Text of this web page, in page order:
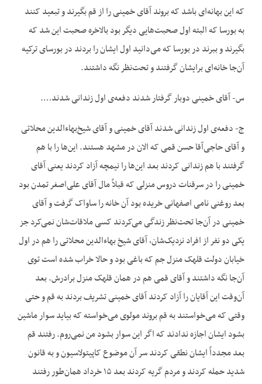
که این بهانه‌ای باشد که بروند آقای خمینی را از قم بگیرند و تبعید کنند
به بورسا که البته اول صحبت‌هایی دیگر بود بالاخره صحبت این شد که
بگیرند و ببرند در بورسا که می‌دانید اول ایشان را بردند در بورسای ترکیه
آن‌جا خانه‌ای برایشان گرفتند و تحت‌نظر نگه داشتند.
س- آقای خمینی دوبار گرفتار شدند دفعه‌ی اول زندانی شدند….
ج- دفعه‌ی اول زندانی شدند آقای خمینی و آقای شیخ‌بهاءالدین محلاتی
و آقای حاجی‌آقا حسن قمی که الان در مشهد هستند. این‌ها را با هم
گرفتند با هم زندانی کردند بعد این‌ها را نیمچه آزاد کردند یعنی آقای
خمینی را در سرقنات دروس منزلی که قبلاً مال آقای علی‌اصغر تمدن بود
بعد روغنی نامی اصفهانی خریده بود آن خانه را ساواک گرفت و آقای
خمینی در آن‌جا تحت‌نظر زندگی می‌کردند کسی ملاقات‌شان نمی‌کرد جز
یکی دو نفر از افراد نزدیک‌شان، آقای شیخ‌ بهاءالدین محلاتی را هم در اول
خیابان دولت قلهک منزل جم که باغی بود و حالا خراب شده است توی
آن‌جا نگه داشتند و آقای قمی هم در همان قلهک منزل برادرش. بعد
آن‌وقت این آقایان را آزاد کردند آقای خمینی تشریف بردند به قم و حتی
وقتی که می‌خواستند به قم بروند مولوی می‌خواسته که بیاید سوار ماشین
بشود ایشان اجازه ندادند که اگر این سوار بشود من نمی‌روم. رفتند قم
بعد مجدداً ایشان نطقی کردند سر آن موضوع کاپیتولاسیون و به قانون
شدید حمله کردند و مردم گریه کردند بعد ۱۵ خرداد همان‌طور رفتند